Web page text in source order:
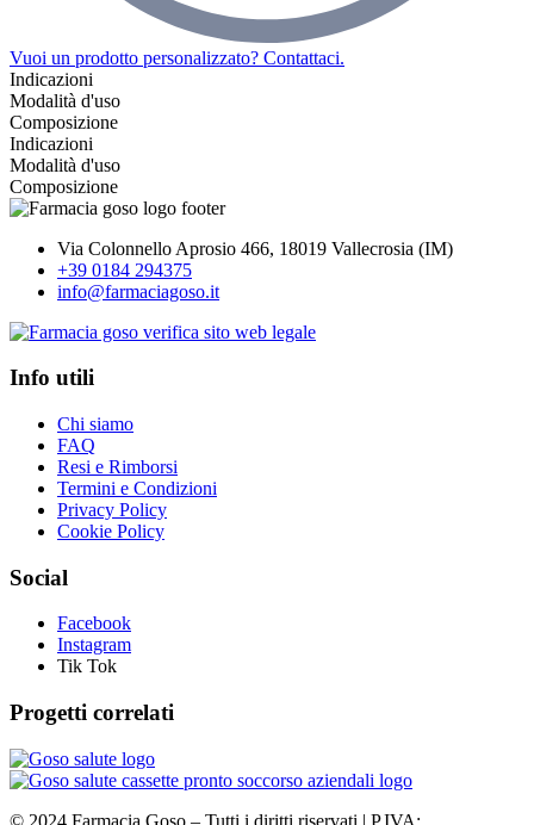
Vuoi un prodotto personalizzato? Contattaci.
Indicazioni
Modalità d'uso
Composizione
Indicazioni
Modalità d'uso
Composizione
Via Colonnello Aprosio 466, 18019 Vallecrosia (IM)
+39 0184 294375
info@farmaciagoso.it
Info utili
Chi siamo
FAQ
Resi e Rimborsi
Termini e Condizioni
Privacy Policy
Cookie Policy
Social
Facebook
Instagram
Tik Tok
Progetti correlati
© 2024 Farmacia Goso – Tutti i diritti riservati | P.IVA: